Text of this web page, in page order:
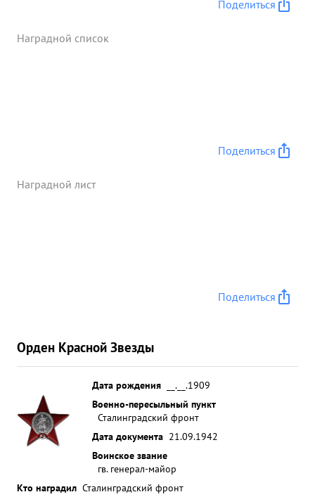
штаба так и высшему штабу. В ходе боев
РУСАКОВ достоин награждения орденом
Поделиться
Наградной список
Поделиться
Наградной лист
Поделиться
Орден Красной Звезды
Дата рождения
__.__.1909
Военно-пересыльный пункт
Сталинградский фронт
Дата документа 21.09.1942
Воинское звание
гв. генерал-майор
Кто наградил Сталинградский фронт